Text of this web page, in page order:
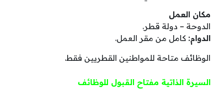
مكان العمل
الدوحة – دولة قطر.
الدوام: كامل من مقر العمل.
الوظائف متاحة للمواطنين القطريين فقط.
السيرة الذاتية مفتاح القبول للوظائف